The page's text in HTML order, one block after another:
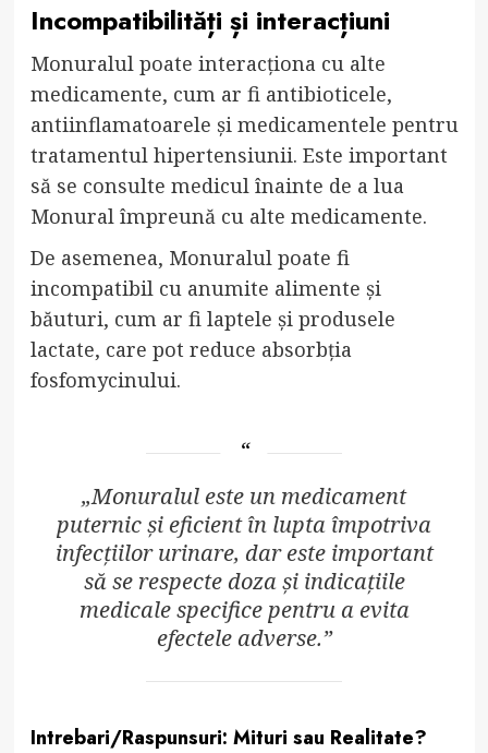
Incompatibilități și interacțiuni
Monuralul poate interacționa cu alte
medicamente, cum ar fi antibioticele,
antiinflamatoarele și medicamentele pentru
tratamentul hipertensiunii. Este important
să se consulte medicul înainte de a lua
Monural împreună cu alte medicamente.
De asemenea, Monuralul poate fi
incompatibil cu anumite alimente și
băuturi, cum ar fi laptele și produsele
lactate, care pot reduce absorbția
fosfomycinului.
„Monuralul este un medicament
puternic și eficient în lupta împotriva
infecțiilor urinare, dar este important
să se respecte doza și indicațiile
medicale specifice pentru a evita
efectele adverse.”
Intrebari/Raspunsuri: Mituri sau Realitate?